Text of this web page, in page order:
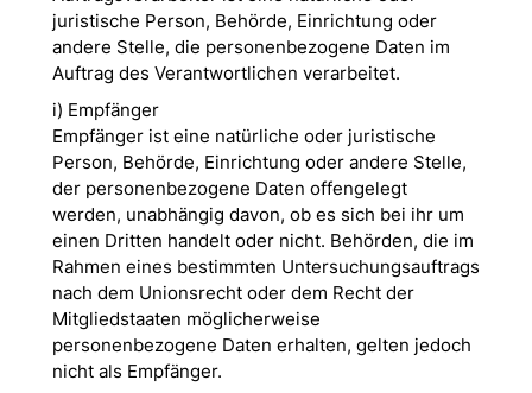
juristische Person, Behörde, Einrichtung oder
andere Stelle, die personenbezogene Daten im
Auftrag des Verantwortlichen verarbeitet.
i) Empfänger
Empfänger ist eine natürliche oder juristische
Person, Behörde, Einrichtung oder andere Stelle,
der personenbezogene Daten offengelegt
werden, unabhängig davon, ob es sich bei ihr um
einen Dritten handelt oder nicht. Behörden, die im
Rahmen eines bestimmten Untersuchungsauftrags
nach dem Unionsrecht oder dem Recht der
Mitgliedstaaten möglicherweise
personenbezogene Daten erhalten, gelten jedoch
nicht als Empfänger.